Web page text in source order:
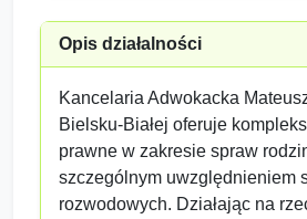
Opis działalności
Kancelaria Adwokacka
Bielsku-Białej oferuje
prawne w zakresie spraw
szczególnym uwzględnieniem
rozwodowych. Działając na